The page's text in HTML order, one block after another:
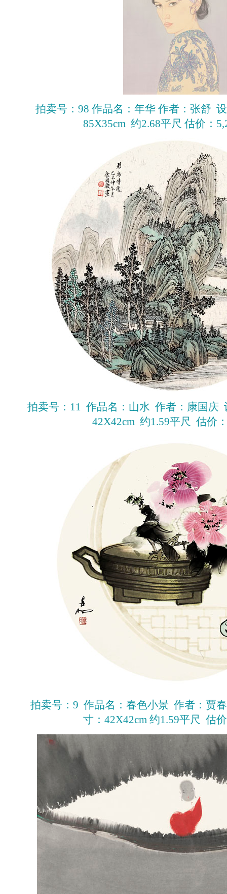
拍卖号：98 作品名：年华 作者：张舒
85X35cm 约2.68平尺 估价：
拍卖号：11 作品名：山水 作者：康国庆
42X42cm 约1.59平尺 估价
拍卖号：9 作品名：春色小景 作者：贾
寸：42X42cm 约1.59平尺 估